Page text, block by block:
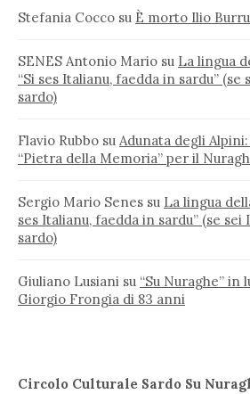
Stefania Cocco su È morto Ilio
SENES Antonio Mario su La lingua
“Si ses Italianu, faedda in sardu”
sardo)
Flavio Rubbo su Adunata degli
“Pietra della Memoria” per il
Sergio Mario Senes su La lingua
ses Italianu, faedda in sardu” (se
sardo)
Giuliano Lusiani su “Su Nuraghe”
Giorgio Frongia di 83 anni
Circolo Culturale Sardo Su